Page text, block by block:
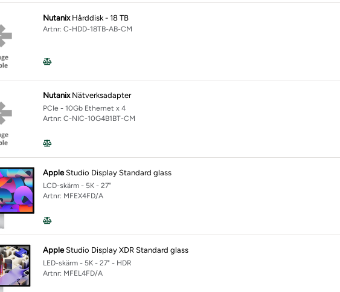
Nutanix Hårddisk - 18 TB
Artnr: C-HDD-18TB-AB-CM
Nutanix Nätverksadapter
PCIe - 10Gb Ethernet x 4
Artnr: C-NIC-10G4B1BT-CM
Apple Studio Display Standard glass
LCD-skärm - 5K - 27"
Artnr: MFEX4FD/A
Apple Studio Display XDR Standard glass
LED-skärm - 5K - 27" - HDR
Artnr: MFEL4FD/A